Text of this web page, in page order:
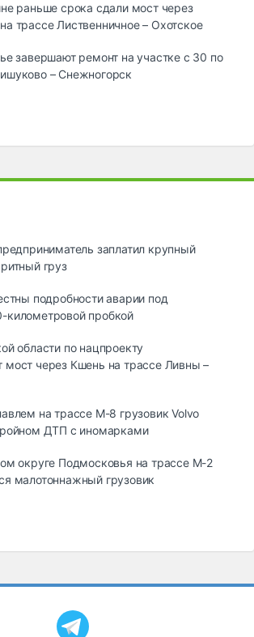
раньше срока сдали мост через
трассе Лиственничное – Охотское
завершают ремонт на участке с 30 по
– Снежногорск
заплатил крупный
груз
подробности аварии под
пробкой
области по нацпроекту
мост через Кшень на трассе Ливны –
на трассе М-8 грузовик Volvo
ДТП с иномарками
округе Подмосковья на трассе М-2
малотоннажный грузовик